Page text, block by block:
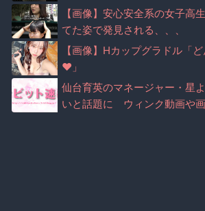
【画像】安心安全系の女子高
てた姿で発見される、、、
【画像】Hカップグラドル「
♥」
仙台育英のマネージャー・星
いと話題に ウィンク動画や